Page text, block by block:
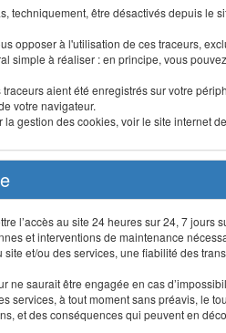
techniquement, être désactivés depuis le
opposer à l'utilisation de ces traceurs,
simple à réaliser : en principe, vous
aient été enregistrés sur votre
votre navigateur.
la gestion des cookies, voir le site internet
l’accès au site 24 heures sur 24, 7
et interventions de maintenance
et/ou des services, une fiabilité des
ne saurait être engagée en cas
services, à tout moment sans préavis, le
et des conséquences qui peuvent en